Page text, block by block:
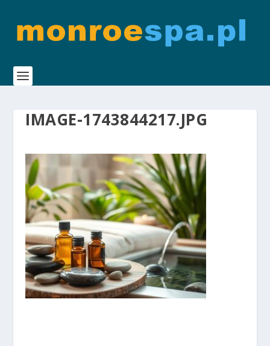
IMAGE-1743844217.JPG